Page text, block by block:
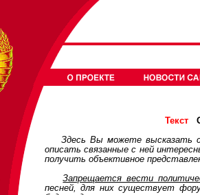
Текст
Здесь Вы можете высказать
описать связанные с ней
получить объективное
Запрещается вести
песней, для них существует